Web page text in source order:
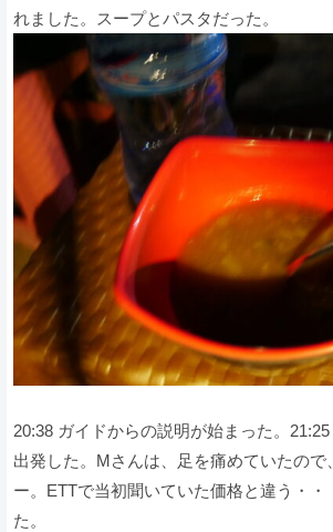
れました。スープとパスタだった。
20:38 ガイドからの説明が始まった。
出発した。Mさんは、足を痛めていたので
ー。ETTで当初聞いていた価格と違う・・
た。